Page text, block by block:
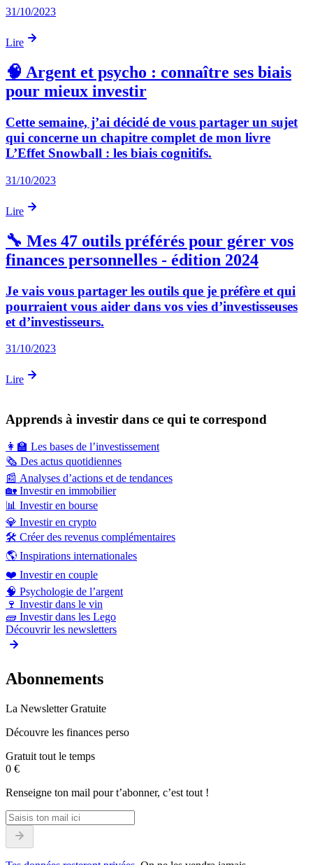
31/10/2023
Lire
🧠 Argent et psycho : connaître ses biais
pour mieux investir
Cette semaine, j’ai décidé de vous partager un sujet
qui concerne un chapitre complet de mon livre
L’Effet Snowball : les biais cognitifs.
31/10/2023
Lire
🔧 Mes 47 outils préférés pour gérer vos
finances personnelles - édition 2024
Je vais vous partager les outils que je préfère et qui
pourraient vous aider dans vos vies d’investisseuses
et d’investisseurs.
31/10/2023
Lire
Apprends à investir dans ce qui te correspond
👩‍🏫 Les bases de l’investissement
🗞️ Des actus quotidiennes
📰 Analyses d’actions et de tendances
🏡 Investir en immobilier
📊 Investir en bourse
💎 Investir en crypto
🛠️ Créer des revenus complémentaires
🌎 Inspirations internationales
❤️ Investir en couple
🧠 Psychologie de l’argent
🍷 Investir dans le vin
🧱 Investir dans les Lego
Découvrir les newsletters
Abonnements
La Newsletter Gratuite
Découvre les finances perso
Gratuit tout le temps
0 €
Renseigne ton mail pour t’abonner, c’est tout !